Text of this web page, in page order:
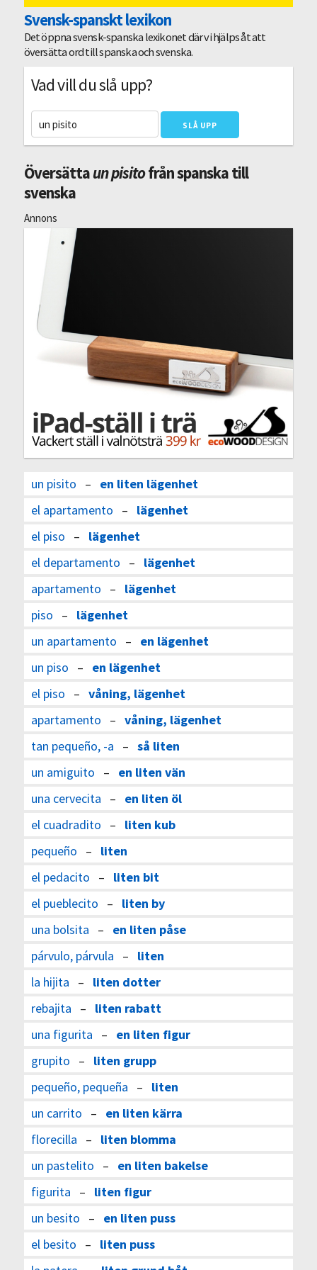
Svensk-spanskt lexikon
Det öppna svensk-spanska lexikonet där vi hjälps åt att
översätta ord till spanska och svenska.
Vad vill du slå upp?
Översättaun pisitofrån spanska till
svenska
Annons
un pisito – en liten lägenhet
el apartamento – lägenhet
el piso – lägenhet
el departamento – lägenhet
apartamento – lägenhet
piso – lägenhet
un apartamento – en lägenhet
un piso – en lägenhet
el piso – våning, lägenhet
apartamento – våning, lägenhet
tan pequeño, -a – så liten
un amiguito – en liten vän
una cervecita – en liten öl
el cuadradito – liten kub
pequeño – liten
el pedacito – liten bit
el pueblecito – liten by
una bolsita – en liten påse
párvulo, párvula – liten
la hijita – liten dotter
rebajita – liten rabatt
una figurita – en liten figur
grupito – liten grupp
pequeño, pequeña – liten
un carrito – en liten kärra
florecilla – liten blomma
un pastelito – en liten bakelse
figurita – liten figur
un besito – en liten puss
el besito – liten puss